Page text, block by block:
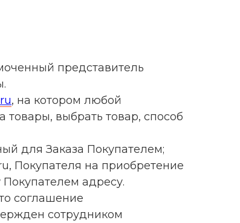
представитель
, на котором любой
выбрать товар, способ
для Заказа Покупателем;
Покупателя на приобретение
адресу.
соглашение
сотрудником